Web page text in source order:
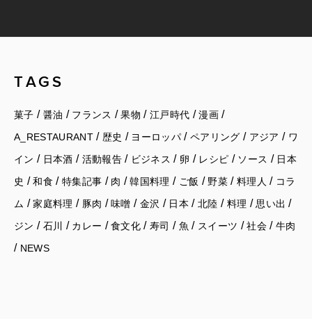
TAGS
菓子 / 醤油 / フランス /果物 /江戸時代 /漫画/
A_RESTAURANT/ 歴史 / ヨーロッパ / ペアリング / アジア / ワ
イン / 日本酒 / 活動報告/ ビジネス / 卵 / レシピ / ソース / 日本
史 /和食 / 特集記事 / 肉 /韓国料理 / ご飯 / 野菜/ 料理人 / コラ
ム /家庭料理 / 豚肉 /味噌 / 金沢 / 日本 / 北陸 / 料理 / 思い出 /
ジン / 石川 / カレー /食文化 /寿司 / 魚 / スイーツ /社会/ 牛肉
/ NEWS